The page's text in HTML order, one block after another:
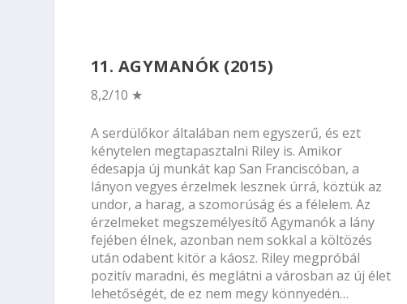
11. AGYMANÓK (2015)
8,2/10 ★
A serdülőkor általában nem egyszerű, és ezt
kénytelen megtapasztalni Riley is. Amikor
édesapja új munkát kap San Franciscóban, a
lányon vegyes érzelmek lesznek úrrá, köztük az
undor, a harag, a szomorúság és a félelem. Az
érzelmeket megszemélyesítő Agymanók a lány
fejében élnek, azonban nem sokkal a költözés
után odabent kitör a káosz. Riley megpróbál
pozitív maradni, és meglátni a városban az új élet
lehetőségét, de ez nem megy könnyedén…